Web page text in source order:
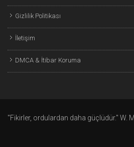
Gizlilik Politikası
İletişim
DMCA & İtibar Koruma
"Fikirler, ordulardan daha güçlüdür." W.